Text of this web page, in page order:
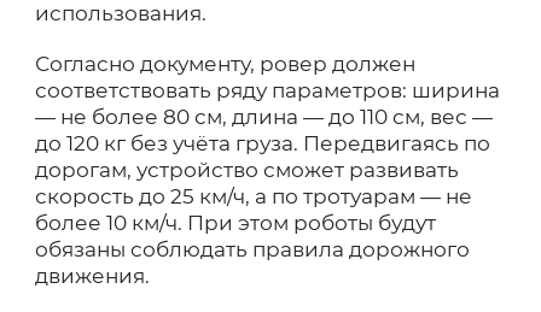
использования.
Согласно документу, ровер должен
соответствовать ряду параметров: ширина
— не более 80 см, длина — до 110 см, вес —
до 120 кг без учёта груза. Передвигаясь по
дорогам, устройство сможет развивать
скорость до 25 км/ч, а по тротуарам — не
более 10 км/ч. При этом роботы будут
обязаны соблюдать правила дорожного
движения.